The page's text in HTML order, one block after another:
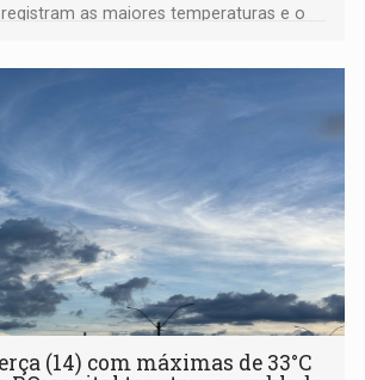
as maiores temperaturas e o
(14) com máximas de 33°C